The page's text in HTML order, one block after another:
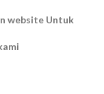
website Untuk